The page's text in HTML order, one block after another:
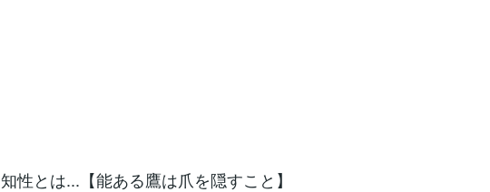
知性とは...【能ある鷹は爪を隠すこと】